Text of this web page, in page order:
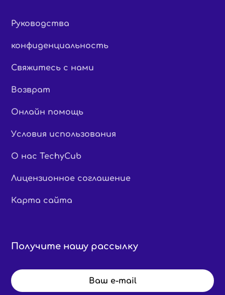
Руководства
конфиденциальность
Свяжитесь с нами
Возврат
Онлайн помощь
Условия использования
О нас TechyCub
Лицензионное соглашение
Карта сайта
Получите нашу рассылку